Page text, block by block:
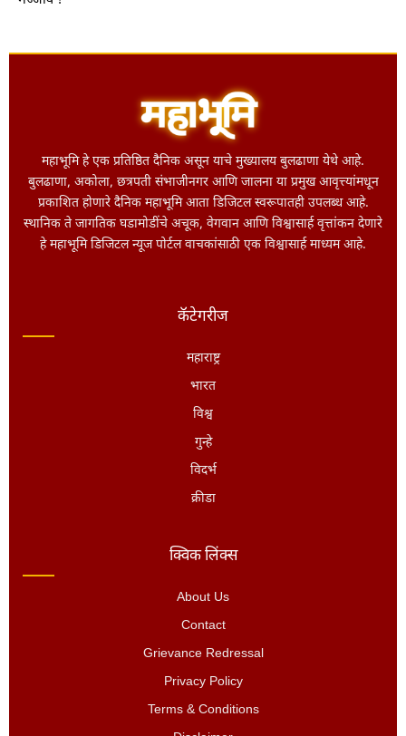
महाभूमि हे एक प्रतिष्ठित दैनिक असून याचे मुख्यालय बुलढाणा येथे आहे.
बुलढाणा, अकोला, छत्रपती संभाजीनगर आणि जालना या प्रमुख आवृत्त्यांमधून
प्रकाशित होणारे दैनिक महाभूमि आता डिजिटल स्वरूपातही उपलब्ध आहे.
स्थानिक ते जागतिक घडामोडींचे अचूक, वेगवान आणि विश्वासार्ह वृत्तांकन देणारे
हे महाभूमि डिजिटल न्यूज पोर्टल वाचकांसाठी एक विश्वासार्ह माध्यम आहे.
कॅटेगरीज
महाराष्ट्र
भारत
विश्व
गुन्हे
विदर्भ
क्रीडा
क्विक लिंक्स
About Us
Contact
Grievance Redressal
Privacy Policy
Terms & Conditions